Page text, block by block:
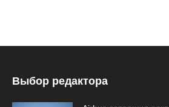
Выбор редактора